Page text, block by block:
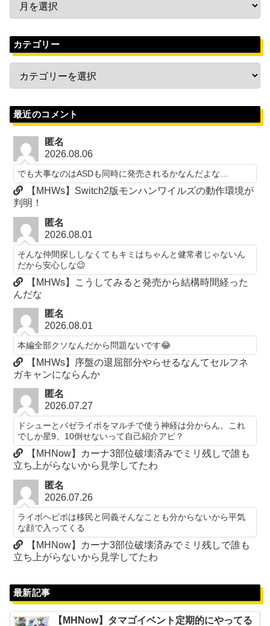
カテゴリー
最近のコメント
匿名
2026.08.06
でも大事なのはASDも同時に発売されるかなんだよな…
【MHWs】Switch2版モンハンワイルズの動作環境が
判明！
匿名
2026.08.01
そんな仲間探ししなくてもキミはちゃんと健常者じゃないん
だから安心しな😉
【MHWs】こうしてみると発売から結構時間経った
んだな
匿名
2026.08.01
本編全部クソなんだから問題ないです😂
【MHWs】序盤の退屈部分やらせるなんてセルフネ
ガキャンにならんか
匿名
2026.07.27
ドシューとバゼライボをマルチで使う神経は分からん。これ
でしか星9、10倒せないって自己紹介アピ？
【MHNow】カーナ3部位破壊済みでミリ残しで誰も
立ち上がらないから見学してたわ
匿名
2026.07.26
ライボヘビボは移民と同義そんなことも分からないから平気
な顔で入ってくる
【MHNow】カーナ3部位破壊済みでミリ残しで誰も
立ち上がらないから見学してたわ
最新記事
【MHNow】タマゴイベント定期的にやってる